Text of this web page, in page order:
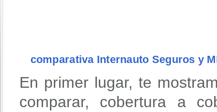
comparativa Internauto Seguros y
En primer lugar, te
comparar, cobertura a